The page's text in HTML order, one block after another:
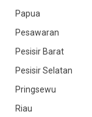
Papua
Pesawaran
Pesisir Barat
Pesisir Selatan
Pringsewu
Riau